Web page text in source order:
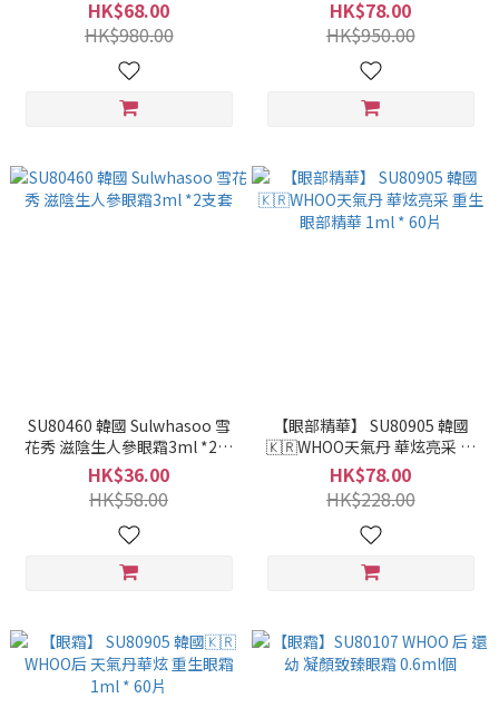
HK$68.00
HK$980.00
HK$78.00
HK$950.00
SU80460 韓國 Sulwhasoo 雪
花秀 滋陰生人參眼霜3ml *2支
套
HK$36.00
HK$58.00
【眼部精華】 SU80905 韓國
🇰🇷WHOO天氣丹 華炫亮采 重
生眼部精華 1ml * 60片
HK$78.00
HK$228.00